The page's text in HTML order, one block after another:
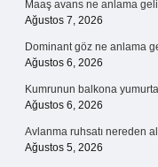
Maaş avans ne anlama
Ağustos 7, 2026
Dominant göz ne anlama
Ağustos 6, 2026
Kumrunun balkona
Ağustos 6, 2026
Avlanma ruhsatı nereden
Ağustos 5, 2026